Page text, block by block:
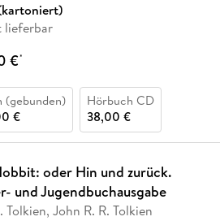
lieferbar
€*
(gebunden)
€
Hörbuch CD
38,00 €
oder Hin und zurück.
und Jugendbuchausgabe
Tolkien, John R. R. Tolkien